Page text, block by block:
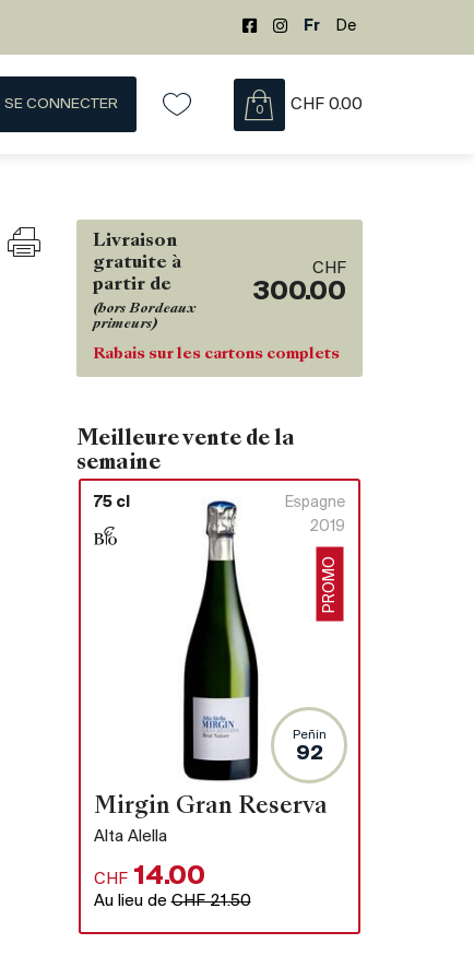
Fr De
SE CONNECTER 0 CHF 0.00
Livraison
gratuite à
partir de
(hors Bordeaux
primeurs)
CHF
300.00
Rabais sur les cartons complets
Meilleure vente de la
semaine
75 cl
Espagne
2019
PROMO
Peñin
92
Mirgin Gran Reserva
Alta Alella
CHF 14.00
Au lieu deCHF 21.50